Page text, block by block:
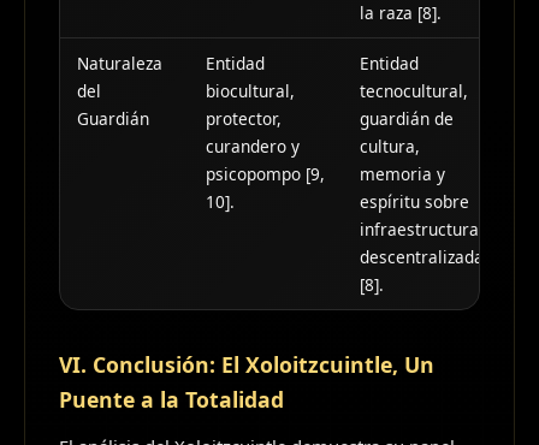
la raza [8].
Naturaleza
del
Guardián
Entidad
biocultural,
protector,
curandero y
psicopompo [9,
10].
Entidad
tecnocultural,
guardián de
cultura,
memoria y
espíritu sobre
infraestructura
descentralizada
[8].
VI. Conclusión: El Xoloitzcuintle, Un
Puente a la Totalidad